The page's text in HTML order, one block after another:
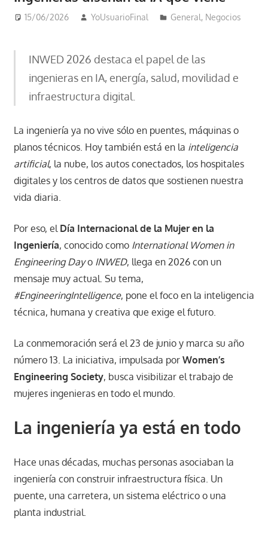
15/06/2026 YoUsuarioFinal General, Negocios
INWED 2026 destaca el papel de las
ingenieras en IA, energía, salud, movilidad e
infraestructura digital.
La ingeniería ya no vive sólo en puentes, máquinas o
planos técnicos. Hoy también está en la inteligencia
artificial, la nube, los autos conectados, los hospitales
digitales y los centros de datos que sostienen nuestra
vida diaria.
Por eso, el Día Internacional de la Mujer en la
Ingeniería, conocido como International Women in
Engineering Dayo INWED, llega en 2026 con un
mensaje muy actual. Su tema,
#EngineeringIntelligence, pone el foco en la inteligencia
técnica, humana y creativa que exige el futuro.
La conmemoración será el 23 de junio y marca su año
número 13. La iniciativa, impulsada por Women’s
Engineering Society, busca visibilizar el trabajo de
mujeres ingenieras en todo el mundo.
La ingeniería ya está en todo
Hace unas décadas, muchas personas asociaban la
ingeniería con construir infraestructura física. Un
puente, una carretera, un sistema eléctrico o una
planta industrial.